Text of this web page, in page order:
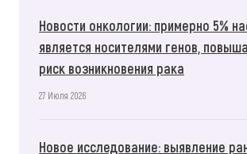
Новости онкологии: примерно 5%
является носителями генов,
риск возникновения рака
27 Июля 2026
Новое исследование: выявление